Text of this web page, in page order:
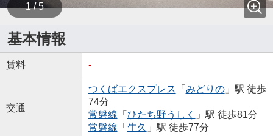
1 / 5
基本情報
賃料 -
交通
つくばエクスプレス 「 みどりの」駅 徒歩
74分
常磐線 「 ひたち野うしく
」駅 徒歩81分
常磐線 「 牛久 」駅 徒歩77分